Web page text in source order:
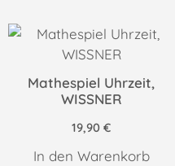
Mathespiel Uhrzeit,
WISSNER
19,90 €
In den Warenkorb